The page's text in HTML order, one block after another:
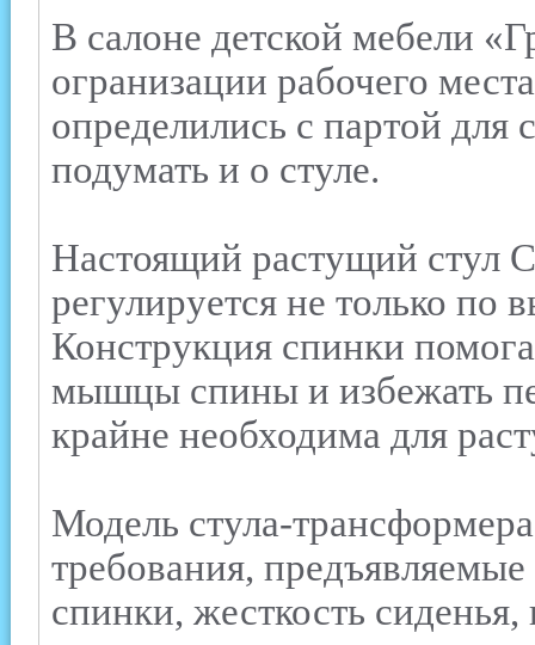
В салоне детской мебели
огранизации рабочего
определились с партой для
подумать и о стуле.
Настоящий растущий
регулируется не только по
Конструкция спинки
мышцы спины и избежать
крайне необходима для
Модель стула-
требования,
спинки, жесткость